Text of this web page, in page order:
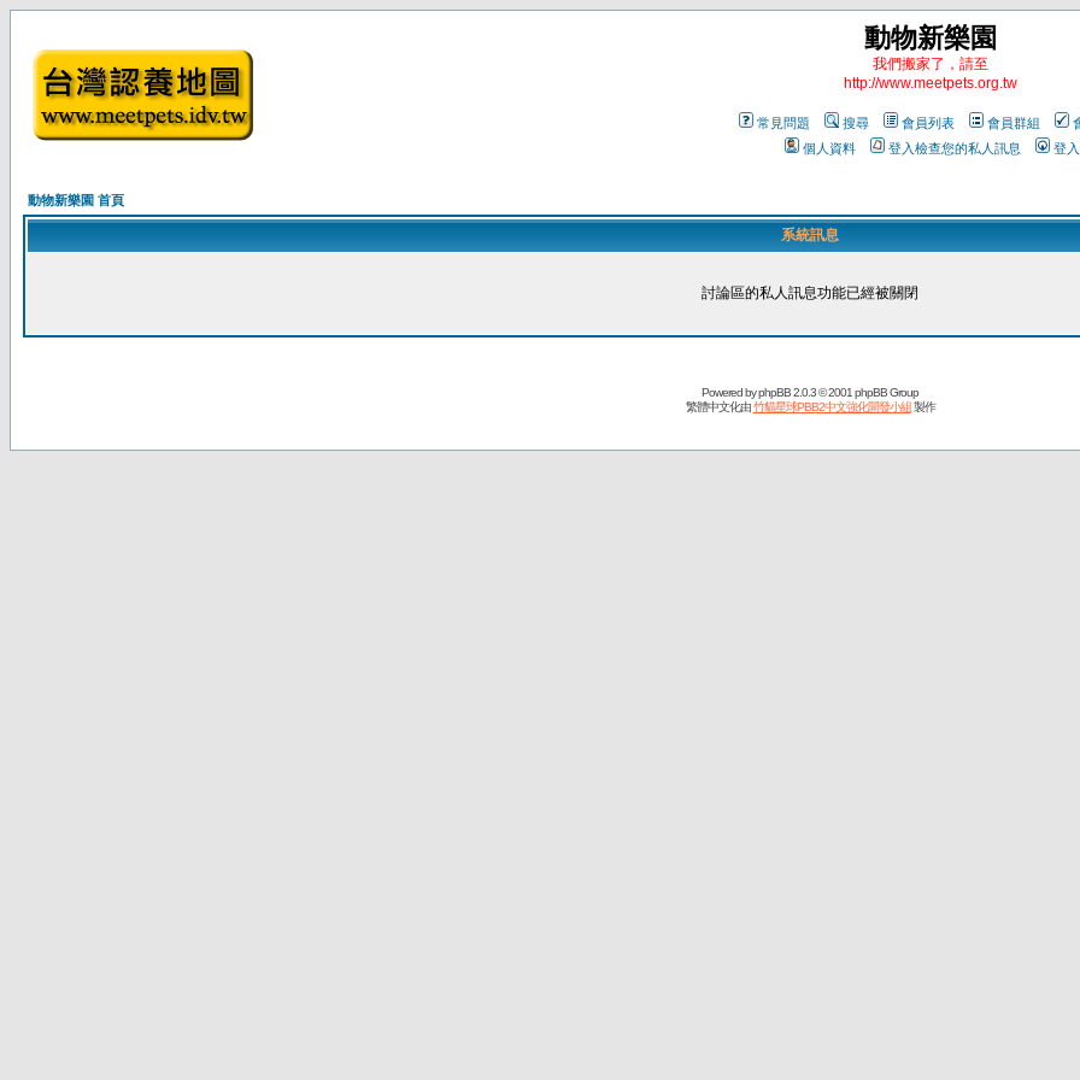
動物新樂園
我們搬家了，請至
http://www.meetpets.org.tw
常見問題 搜尋 會員列表 會員群組
個人資料
登入檢查您的私人訊息 登入
動物新樂園 首頁
系統訊息
討論區的私人訊息功能已經被關閉
Powered byphpBB2.0.3 © 2001 phpBB Group
繁體中文化由竹貓星球PBB2中文強化開發小組製作